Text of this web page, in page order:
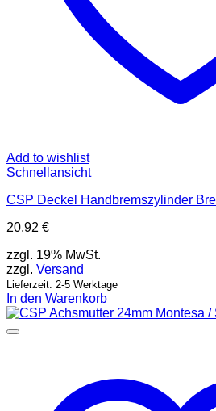
Add to wishlist
Schnellansicht
CSP Deckel Handbremszylinder
20,92 €
zzgl. 19% MwSt.
zzgl. Versand
Lieferzeit: 2-5 Werktage
In den Warenkorb